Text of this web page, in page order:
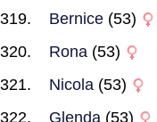
Bernice (53)
Rona (53)
Nicola (53)
Glenda (53)